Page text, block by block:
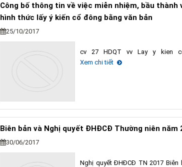
Công bố thông tin về việc miễn nhiệm, bầu thành
hình thức lấy ý kiến cổ đông bằng văn bản
25/10/2017
cv 27 HDQT vv Lay y kien
Xem chi tiết
Biên bản và Nghị quyết ĐHĐCĐ Thường niên năm
30/06/2017
Nghị quyết ĐHĐCĐ TN 2017